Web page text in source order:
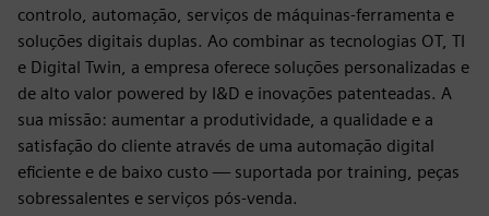
controlo, automação, serviços de máquinas-ferramenta e
soluções digitais duplas. Ao combinar as tecnologias OT, TI
e Digital Twin, a empresa oferece soluções personalizadas e
de alto valor powered by I&D e inovações patenteadas. A
sua missão: aumentar a produtividade, a qualidade e a
satisfação do cliente através de uma automação digital
eficiente e de baixo custo — suportada por training, peças
sobressalentes e serviços pós-venda.